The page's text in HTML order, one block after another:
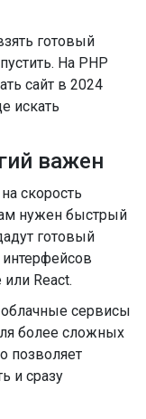
готовый
На PHP
сайт в 2024
искать
важен
скорость
нужен быстрый
готовый
React.
сервисы
более сложных
позволяет
и сразу